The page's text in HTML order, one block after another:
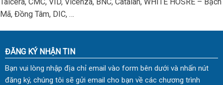
Mã, Đồng Tâm, DIC, …
ĐĂNG KÝ NHẬN TIN
Bạn vui lòng nhập địa chỉ email vào form bên dưới và nhấn nút
đăng ký, chúng tôi sẽ gửi email cho bạn về các chương trình